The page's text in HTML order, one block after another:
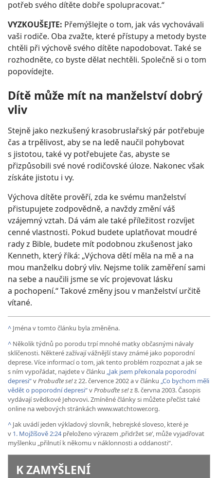
potřeb svého dítěte dobře spolupracovat.“
VYZKOUŠEJTE: Přemýšlejte o tom, jak vás vychovávali
vaši rodiče. Oba zvažte, které přístupy a metody byste
chtěli při výchově svého dítěte napodobovat. Také se
rozhodněte, co byste dělat nechtěli. Společně si o tom
popovídejte.
Dítě může mít na manželství dobrý
vliv
Stejně jako nezkušený krasobruslařský pár potřebuje
čas a trpělivost, aby se na ledě naučil pohybovat
s jistotou, také vy potřebujete čas, abyste se
přizpůsobili své nové rodičovské úloze. Nakonec však
získáte jistotu i vy.
Výchova dítěte prověří, zda ke svému manželství
přistupujete zodpovědně, a navždy změní váš
vzájemný vztah. Dá vám ale také příležitost rozvíjet
cenné vlastnosti. Pokud budete uplatňovat moudré
rady z Bible, budete mít podobnou zkušenost jako
Kenneth, který říká: „Výchova dětí měla na mě a na
mou manželku dobrý vliv. Nejsme tolik zaměření sami
na sebe a naučili jsme se víc projevovat lásku
a pochopení.“ Takové změny jsou v manželství určitě
vítané.
^ Jména v tomto článku byla změněna.
^ Několik týdnů po porodu trpí mnohé matky občasnými návaly
sklíčenosti. Některé zažívají vážnější stavy známé jako poporodní
deprese. Více informací o tom, jak tento problém rozpoznat a jak se
s ním vypořádat, najdete v článku „Jak jsem překonala poporodní
depresi“vProbuďte se!z 22. července 2002 a v článku „Co bychom měli
vědět o poporodní depresi“vProbuďte se!z 8. června 2003. Časopis
vydávají svědkové Jehovovi. Zmíněné články si můžete přečíst také
online na webových stránkách www.watchtower.org.
^ Jak uvádí jeden výkladový slovník, hebrejské sloveso, které je
v 1. Mojžíšově 2:24přeloženo výrazem ‚přidržet se‘, může vyjadřovat
myšlenku „přilnutí k někomu v náklonnosti a oddanosti“.
K ZAMYŠLENÍ